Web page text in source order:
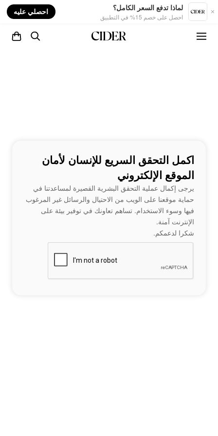
لماذا تدفع السعر الكامل؟
احصل على خصم 15% في التطبيق
احصلي عليه
اكمل التحقق السريع للإنسان لأمان
الموقع الإلكتروني
يرجى إكمال عملية التحقق البشرية القصيرة لمساعدتنا في
حماية موقعنا على الويب من الاحتيال والرسائل غير المرغوب
فيها وسوء الاستخدام. تساهم تعاونك في توفير بيئة على
الإنترنت آمنة.
شكرا لدعمكم.